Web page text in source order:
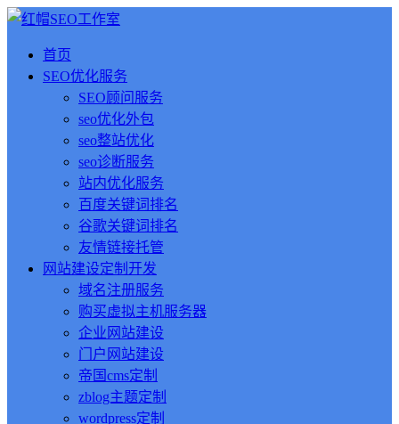
首页
SEO优化服务
SEO顾问服务
seo优化外包
seo整站优化
seo诊断服务
站内优化服务
百度关键词排名
谷歌关键词排名
友情链接托管
网站建设定制开发
域名注册服务
购买虚拟主机服务器
企业网站建设
门户网站建设
帝国cms定制
zblog主题定制
wordpress定制